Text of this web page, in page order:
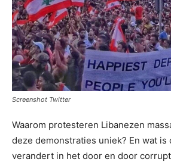
Screenshot Twitter
Waarom protesteren Libanezen
deze demonstraties uniek? En wat is
verandert in het door en door